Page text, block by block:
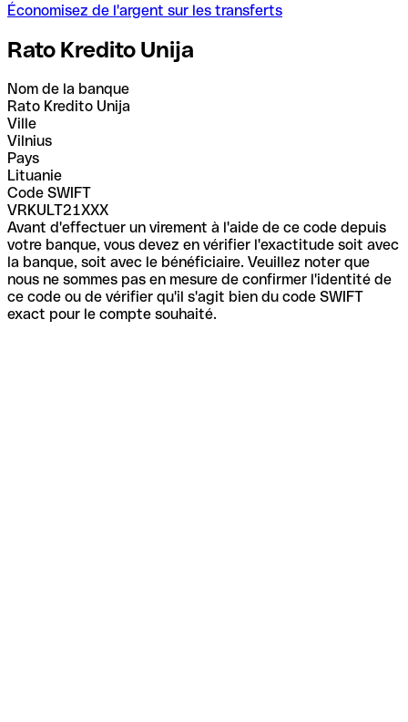
Économisez de l'argent sur les transferts
Rato Kredito Unija
Nom de la banque
Rato Kredito Unija
Ville
Vilnius
Pays
Lituanie
Code SWIFT
VRKULT21XXX
Avant d'effectuer un virement à l'aide de ce code depuis
votre banque, vous devez en vérifier l'exactitude soit avec
la banque, soit avec le bénéficiaire. Veuillez noter que
nous ne sommes pas en mesure de confirmer l'identité de
ce code ou de vérifier qu'il s'agit bien du code SWIFT
exact pour le compte souhaité.